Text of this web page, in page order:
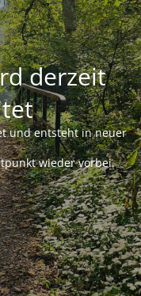
derzeit
und entsteht in neuer
wieder vorbei.